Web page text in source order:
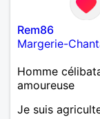
Rem86
Margerie-
Homme
amoureuse
Je suis